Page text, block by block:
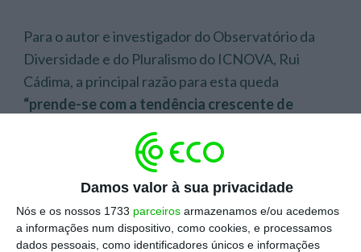
Damos valor à sua privacidade
Nós e os nossos 1733 parceiros armazenamos e/ou acedemos
a informações num dispositivo, como cookies, e processamos
dados pessoais, como identificadores únicos e informações
Para o autor e investigador do Observatório da
Diversidade e do Pluralismo do ICNOVA, Rui
Cádima, a principal razão para esta queda
“prende-se com a tendência crescente de
do setor dos media”, explicou à agência Lusa.
Rui Cádima salienta a existência de“redações
fragilizadas, muito pressionadas pela
precariedade, colocando a liberdade editorial